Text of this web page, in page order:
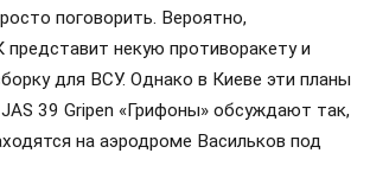
поговорить. Вероятно,
некую противоракету и
для ВСУ. Однако в Киеве эти планы
39 Gripen «Грифоны» обсуждают так,
на аэродроме Васильков под